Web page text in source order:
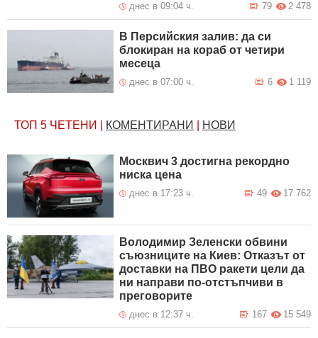
днес в 09:04 ч. 2 478
79
В Персийския залив: да си
блокиран на кораб от четири
месеца
днес в 07:00 ч. 1 119
6
ТОП 5 ЧЕТЕНИ КОМЕНТИРАНИ НОВИ
Москвич 3 достигна рекордно
ниска цена
днес в 17:23 ч. 17 762
49
Володимир Зеленски обвини
съюзниците на Киев: Отказът от
доставки на ПВО ракети цели да
ни направи по-отстъпчиви в
преговорите
днес в 12:37 ч. 15 549
167